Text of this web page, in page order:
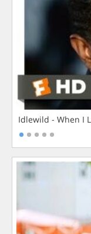
Idlewild - When I